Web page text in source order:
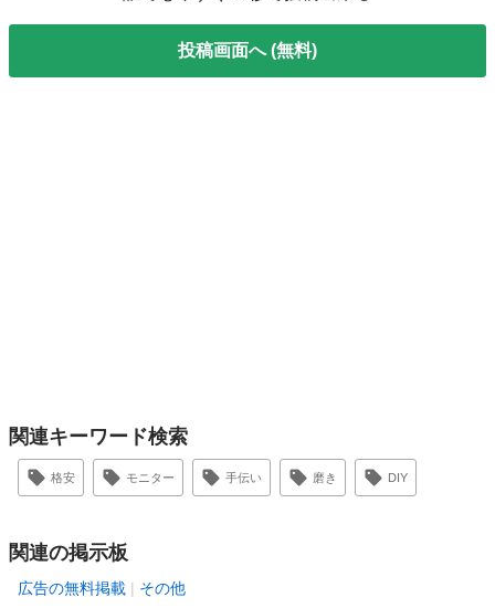
投稿画面へ (無料)
関連キーワード検索
格安 モニター 手伝い 磨き DIY
関連の掲示板
広告の無料掲載 その他